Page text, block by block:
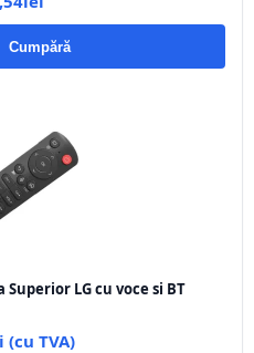
Cumpără
LG cu voce si BT
(cu TVA)